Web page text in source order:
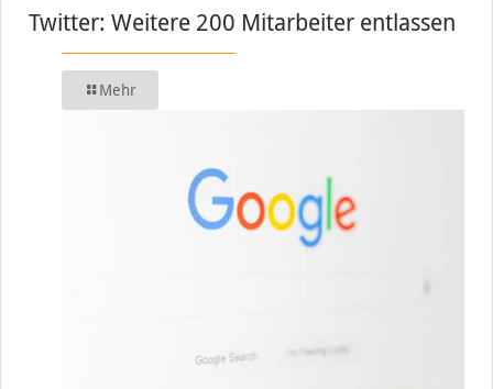
Twitter: Weitere 200 Mitarbeiter entlassen
Mehr